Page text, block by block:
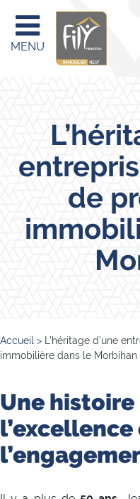
MENU
de
Accueil >
L’héritage d’une
immobilière dans le Morbihan
Une
l’excellence